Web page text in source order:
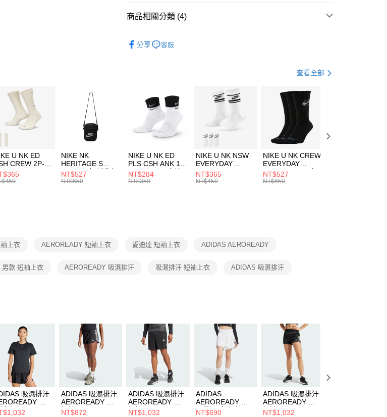
聯邦商業銀行
台新國際商業銀行
【關於「AFTEE先享後付」】
３．安心：先確認商品／服務後，再付款。
【「AFTEE先享後付」結帳流程】
１．於結帳方式選擇「AFTEE先享後付」後，將跳轉至「AFTEE先享後
付」結帳頁面，進行簡訊認證並確認金額後，即可完成結帳。
２．訂單成立數日內，您將收到繳費通知簡訊。
３．收到繳費通知簡訊後14天內，點擊此簡訊中的連結，可透過四大超商
／ATM／網路銀行／等多元方式進行付款，方視為交易完成。
※ 請注意：結帳手續完成當下不需立刻繳費，但若您需要取消訂單，請聯
絡購買商品的店家。未經商家同意取消之訂單仍視為有效，需透過AFTEE
先享後付繳納相關費用。
交易，需依本服務之必要範圍內提供個人資料，並將交易相關給付款項請
２．關於個人資料處理事宜，請瀏覽以下網址：
結果請求用戶進行身份認證。
５．嚴禁一人註冊多個帳號或使用他人資訊註冊。若發現惡意使用之情
形，恩沛科技股份有限公司將有權停止該用戶之使用額度並採取法律行
每筆NT$100，滿NT$1,500(含以上)免運費
每筆NT$100，滿NT$1,500(含以上)免運費
付款後門市自取
每筆NT$100，滿NT$1,500(含以上)免運費
商品相關分類 (4)
分享 客服
查看全部
U NK ED
CREW 2P-
EMBRDY 男
短統襪
NIKE NK
HERITAGE S
SMIT 男女 側背包
BA5871010
NT$527
NT$650
NIKE U NK ED
PLS CSH ANK 1P
144 DBL 男 中統
襪 DH4058104
NT$284
NT$350
NIKE U NK NSW
EVERYDAY
ESSENTIAL CR
男女 短統襪
NT$365
NT$450
NIKE U NK CREW
EVERYDAY
BBALL 3PR 男女
長統襪
NT$527
NT$650
上衣 AEROREADY 短袖上衣 愛迪達 短袖上衣 ADIDAS AEROREADY
男款 短袖上衣 AEROREADY 吸濕排汗 吸濕排汗 短袖上衣 ADIDAS 吸濕排汗
吸濕排汗
女
上衣 IQ2654
ADIDAS 吸濕排汗
AEROREADY 女
短褲 IT7760
NT$872
ADIDAS 吸濕排汗
AEROREADY 男
短褲 IW5906
NT$1,032
ADIDAS
AEROREADY 吸
濕排汗 女 短褲
NT$690
ADIDAS 吸濕排汗
AEROREADY 女
短褲 IX6371
NT$1,032